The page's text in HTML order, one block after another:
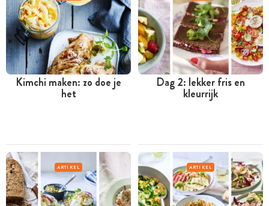
Kimchi maken: zo doe je
het
Dag 2: lekker fris en
kleurrijk
ARTIKEL ARTIKEL